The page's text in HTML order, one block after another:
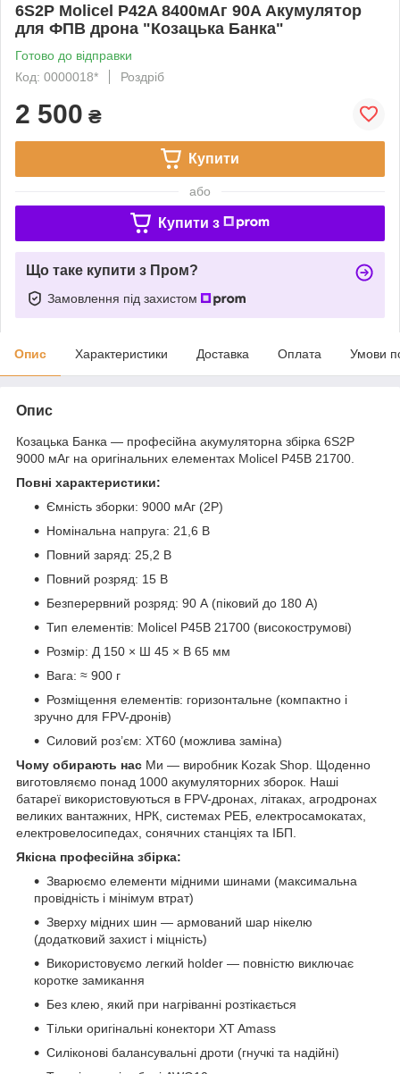
6S2P Molicel P42A 8400мАг 90A Акумулятор
для ФПВ дрона "Козацька Банка"
Готово до відправки
Код: 0000018*
Роздріб
2 500 ₴
Купити
або
Купити з
Що таке купити з Пром?
Замовлення під захистом
Опис Характеристики Доставка Оплата Умови
Опис
Козацька Банка — професійна акумуляторна збірка 6S2P
9000 мАг на оригінальних елементах Molicel P45B 21700.
Повні характеристики:
Ємність зборки: 9000 мАг (2P)
Номінальна напруга: 21,6 В
Повний заряд: 25,2 В
Повний розряд: 15 В
Безперервний розряд: 90 А (піковий до 180 А)
Тип елементів: Molicel P45B 21700 (високострумові)
Розмір: Д 150 × Ш 45 × В 65 мм
Вага: ≈ 900 г
Розміщення елементів: горизонтальне (компактно і
зручно для FPV-дронів)
Силовий роз’єм: XT60 (можлива заміна)
Чому обирають нас Ми — виробник Kozak Shop. Щоденно
виготовляємо понад 1000 акумуляторних зборок. Наші
батареї використовуються в FPV-дронах, літаках, агродронах
великих вантажних, НРК, системах РЕБ, електросамокатах,
електровелосипедах, сонячних станціях та ІБП.
Якісна професійна збірка:
Зварюємо елементи мідними шинами (максимальна
провідність і мінімум втрат)
Зверху мідних шин — армований шар нікелю
(додатковий захист і міцність)
Використовуємо легкий holder — повністю виключає
коротке замикання
Без клею, який при нагріванні розтікається
Тільки оригінальні конектори XT Amass
Силіконові балансувальні дроти (гнучкі та надійні)